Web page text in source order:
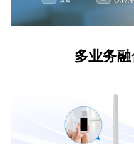
多业务